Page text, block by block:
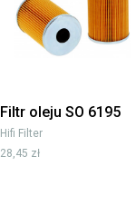
Filtr oleju SO 6195
Hifi Filter
28,45 zł